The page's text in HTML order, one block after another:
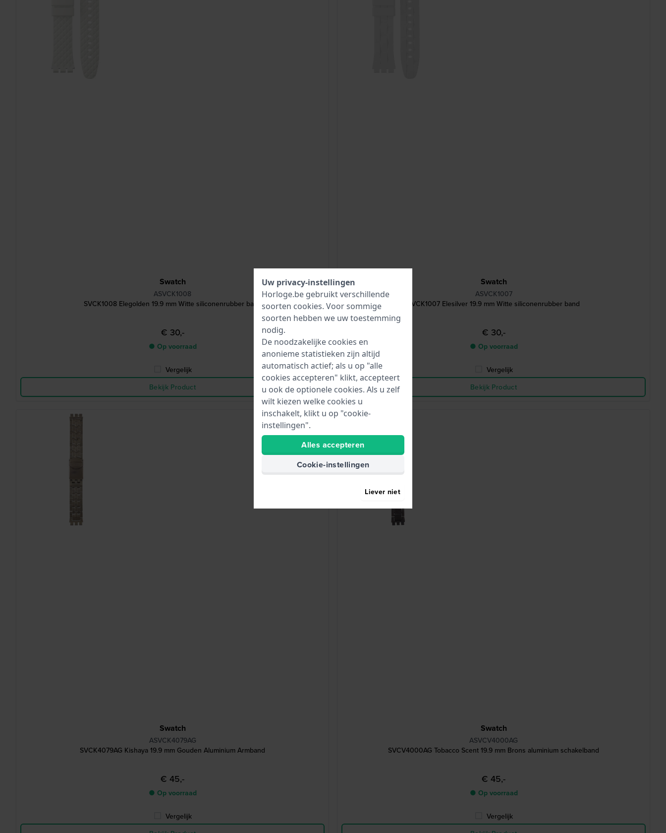
Swatch
ASVCK1008
SVCK1008 Elegolden 19.9 mm Witte siliconenrubber band
€ 30,-
● Op voorraad
Vergelijk
Bekijk Product
Swatch
ASVCK1007
SVCK1007 Elesilver 19.9 mm Witte siliconenrubber band
€ 30,-
● Op voorraad
Vergelijk
Bekijk Product
Swatch
ASVCK4079AG
SVCK4079AG Kishaya 19.9 mm Gouden Aluminium Armband
€ 45,-
● Op voorraad
Vergelijk
Swatch
ASVCV4000AG
SVCV4000AG Tobacco Scent 19.9 mm Brons aluminium schakelband
€ 45,-
● Op voorraad
Vergelijk
Uw privacy-instellingen
Horloge.be gebruikt verschillende
soorten cookies. Voor sommige
soorten hebben we uw toestemming
nodig.
De noodzakelijke cookies en
anonieme statistieken zijn altijd
automatisch actief; als u op "alle
cookies accepteren" klikt, accepteert
u ook de optionele cookies. Als u zelf
wilt kiezen welke cookies u
inschakelt, klikt u op "cookie-
instellingen".
Alles accepteren
Cookie-instellingen
Liever niet